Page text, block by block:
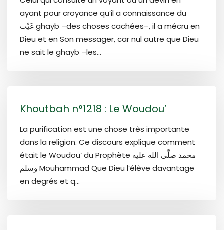
ayant pour croyance qu’il a connaissance du
غَيْب ghayb –des choses cachées–, il a mécru en
Dieu et en Son messager, car nul autre que Dieu
ne sait le ghayb –les...
Khoutbah n°1218 : Le Woudou’
La purification est une chose très importante
dans la religion. Ce discours explique comment
était le Woudou‘ du Prophète محمد صلَّى الله عليه
وسلم Mouhammad Que Dieu l’élève davantage
en degrés et q...